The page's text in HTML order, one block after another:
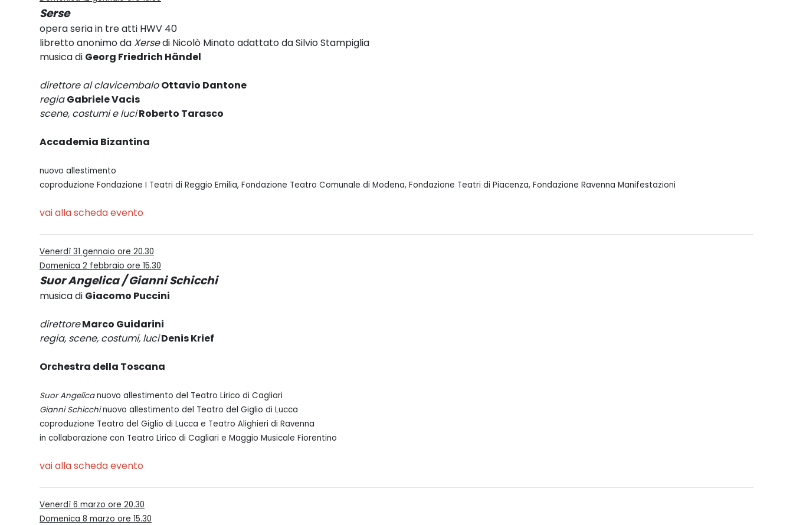
Serse
opera seria in tre atti HWV 40
libretto anonimo da Xersedi Nicolò Minato adattato da Silvio Stampiglia
musica di Georg Friedrich Händel
direttore al clavicembalo Ottavio Dantone
regiaGabriele Vacis
scene, costumi e luciRoberto Tarasco
Accademia Bizantina
nuovo allestimento
coproduzione Fondazione I Teatri di Reggio Emilia, Fondazione Teatro Comunale di Modena, Fondazione Teatri di Piacenza, Fondazione Ravenna Manifestazioni
vai alla scheda evento
Venerdì 31 gennaio ore 20.30
Domenica 2 febbraio ore 15.30
Suor Angelica / Gianni Schicchi
musica di Giacomo Puccini
direttoreMarco Guidarini
regia, scene, costumi, luciDenis Krief
Orchestra della Toscana
Suor Angelicanuovo allestimento del Teatro Lirico di Cagliari
Gianni Schicchinuovo allestimento del Teatro del Giglio di Lucca
coproduzione Teatro del Giglio di Lucca e Teatro Alighieri di Ravenna
in collaborazione con Teatro Lirico di Cagliari e Maggio Musicale Fiorentino
vai alla scheda evento
Venerdì 6 marzo ore 20.30
Domenica 8 marzo ore 15.30